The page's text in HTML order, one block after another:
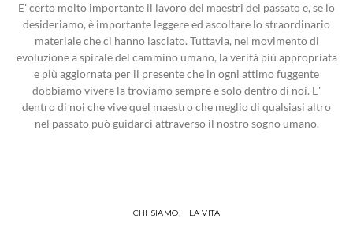
E' certo molto importante il lavoro dei maestri del passato e, se lo
desideriamo, è importante leggere ed ascoltare lo straordinario
materiale che ci hanno lasciato. Tuttavia, nel movimento di
evoluzione a spirale del cammino umano, la verità più appropriata
e più aggiornata per il presente che in ogni attimo fuggente
dobbiamo vivere la troviamo sempre e solo dentro di noi. E'
dentro di noi che vive quel maestro che meglio di qualsiasi altro
nel passato può guidarci attraverso il nostro sogno umano.
CHI SIAMO LA VITA